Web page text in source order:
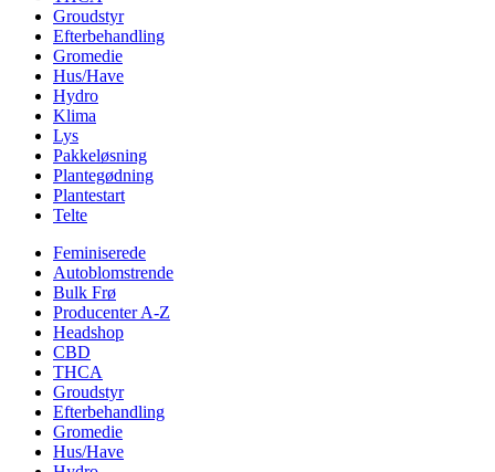
Groudstyr
Efterbehandling
Gromedie
Hus/Have
Hydro
Klima
Lys
Pakkeløsning
Plantegødning
Plantestart
Telte
Feminiserede
Autoblomstrende
Bulk Frø
Producenter A-Z
Headshop
CBD
THCA
Groudstyr
Efterbehandling
Gromedie
Hus/Have